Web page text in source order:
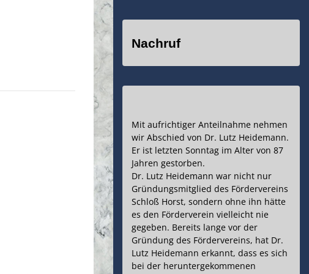
Nachruf
Mit aufrichtiger Anteilnahme nehmen
wir Abschied von Dr. Lutz Heidemann.
Er ist letzten Sonntag im Alter von 87
Jahren gestorben.
Dr. Lutz Heidemann war nicht nur
Gründungsmitglied des Fördervereins
Schloß Horst, sondern ohne ihn hätte
es den Förderverein vielleicht nie
gegeben. Bereits lange vor der
Gründung des Fördervereins, hat Dr.
Lutz Heidemann erkannt, dass es sich
bei der heruntergekommenen